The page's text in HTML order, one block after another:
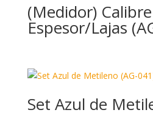
(Medidor)
Espesor/Lajas
Set Azul de